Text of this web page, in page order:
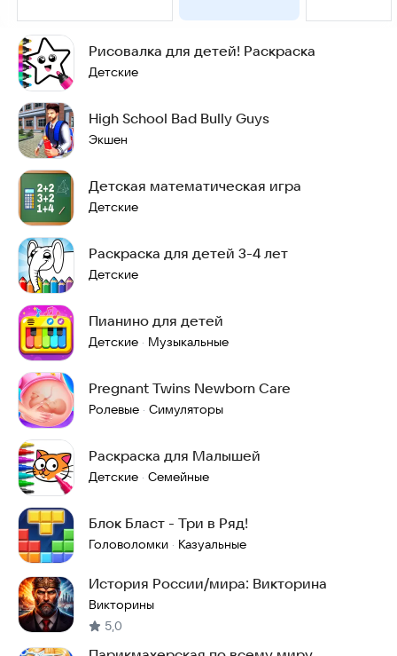
Рисовалка для детей! Раскраска
Детские
High School Bad Bully Guys
Экшен
Детская математическая игра
Детские
Раскраска для детей 3-4 лет
Детские
Пианино для детей
Детские · Музыкальные
Pregnant Twins Newborn Care
Ролевые · Симуляторы
Раскраска для Малышей
Детские · Семейные
Блок Бласт - Три в Ряд!
Головоломки · Казуальные
История России/мира: Викторина
Викторины
5,0